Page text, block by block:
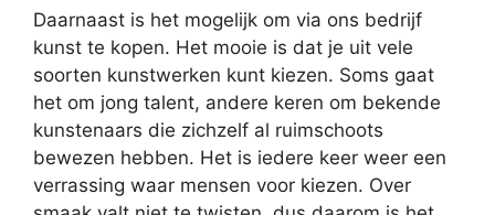
Daarnaast is het mogelijk om via ons bedrijf
kunst te kopen. Het mooie is dat je uit vele
soorten kunstwerken kunt kiezen. Soms gaat
het om jong talent, andere keren om bekende
kunstenaars die zichzelf al ruimschoots
bewezen hebben. Het is iedere keer weer een
verrassing waar mensen voor kiezen. Over